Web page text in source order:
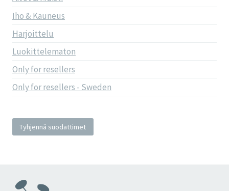
Iho & Kauneus
Harjoittelu
Luokittelematon
Only for resellers
Only for resellers - Sweden
Tyhjennä suodattimet